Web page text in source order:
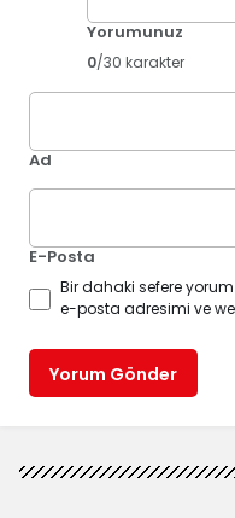
Yorumunuz
0/30 karakter
Ad
E-Posta
Bir dahaki sefere yorum
e-posta adresimi ve
Yorum Gönder